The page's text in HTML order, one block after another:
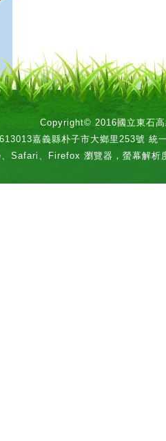
Copyright© 2016國立東石高
嘉義縣朴子市大鄉里253號 統
Safari、Firefox 瀏覽器，螢幕解